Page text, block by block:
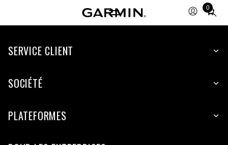
0
Total
items
cart:
SERVICE CLIENT
SOCIÉTÉ
PLATEFORMES